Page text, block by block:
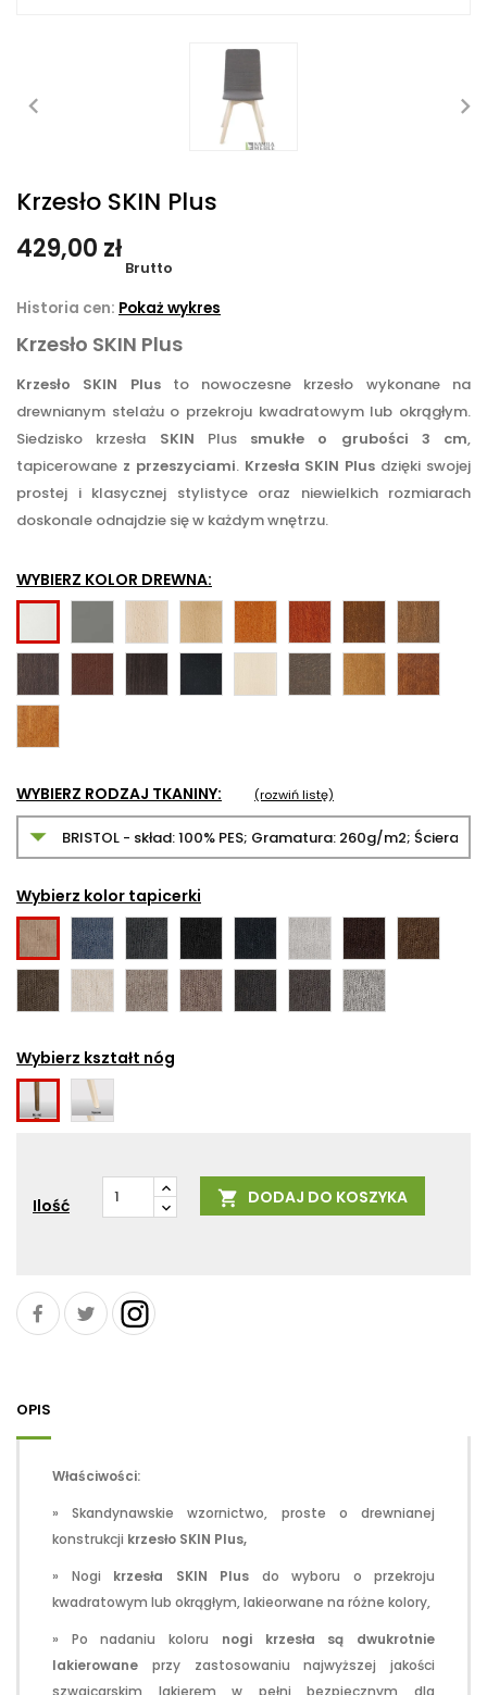
Krzesło SKIN Plus
429,00 zł
Brutto
Historia cen: Pokaż wykres
Krzesło SKIN Plus
Krzesło SKIN Plus to nowoczesne krzesło wykonane na
drewnianym stelażu o przekroju kwadratowym lub okrągłym.
Siedzisko krzesła SKIN Plus smukłe o grubości 3 cm,
tapicerowane z przeszyciami. Krzesła SKIN Plus dzięki swojej
prostej i klasycznej stylistyce oraz niewielkich rozmiarach
doskonale odnajdzie się w każdym wnętrzu.
WYBIERZ KOLOR DREWNA:
naturalny
Jabłoń CalvadosRustikal Jasny
orzech
orzech brąz
jasna
Patyna
czarna brunat
Brąz
Jasny
brąz
WYBIERZ RODZAJ TKANINY: (rozwiń listę)
Wybierz kolor tapicerki
2441 2442 2446 2447 2451 2452 2453
2454 2455 2456 2457 2458 2459 2460
Wybierz kształt nóg
Okrągłe Kwadratowe
Ilość  DODAJ DO KOSZYKA
OPIS
Właściwości:
» Skandynawskie wzornictwo, proste o drewnianej
konstrukcji krzesło SKIN Plus,
» Nogi krzesła SKIN Plus do wyboru o przekroju
kwadratowym lub okrągłym, lakieorwane na różne kolory,
» Po nadaniu koloru nogi krzesła są dwukrotnie
lakierowane przy zastosowaniu najwyższej jakości
szwajcarskim lakierem w pełni bezpiecznym dla